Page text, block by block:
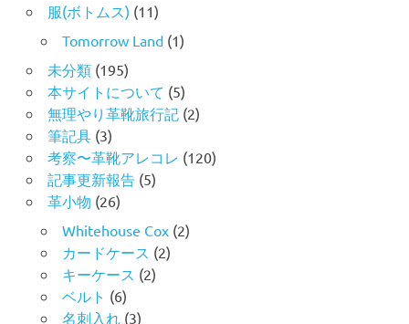
服(ボトムス) (11)
Tomorrow Land(1)
未分類(195)
本サイトについて (5)
無理やり革靴旅行記 (2)
筆記具(3)
考察〜革靴アレコレ (120)
記事更新報告(5)
革小物 (26)
Whitehouse Cox(2)
カードケース (2)
キーケース (2)
ベルト (6)
名刺入れ (3)